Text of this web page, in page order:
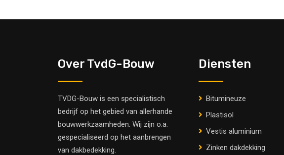
Over TvdG-Bouw
TVDG-Bouw is een specialistisch
bedrijf op het gebied van allerhande
bouwwerkzaamheden. Wij zijn o.a.
gespecialiseerd op het aanbrengen
van dakbedekking.
Diensten
Bitumineuze
Plastisol
Vestis aluminium
Zinken dakdekking